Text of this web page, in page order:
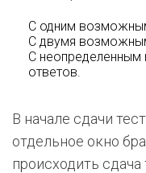
С одним
С двумя
С неопределенным
ответов.
В начале сдачи
отдельное окно
происходить сдача